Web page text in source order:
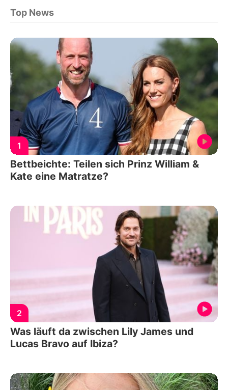
Top News
1
Bettbeichte: Teilen sich Prinz William &
Kate eine Matratze?
2
Was läuft da zwischen Lily James und
Lucas Bravo auf Ibiza?